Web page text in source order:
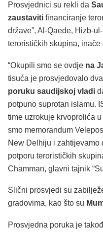
Prosvjednici su rekli da
zaustaviti financiranje
države”, Al-Qaede, Hizb-
terorističkih skupina, inače
“Okupili smo se ovdje na
tisuća je prosvjedovalo
poruku saudijskoj vladi
potpuno suprotan islamu.
time uzrokuje krvoprolića
smo memorandum
New Delhiju i
potporu terorističkih
Chamman, glavni tajnik
Slični prosvjedi su
gradovima, kao što su
Prosvjedna poruka je